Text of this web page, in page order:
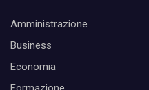
Amministrazione
Business
Economia